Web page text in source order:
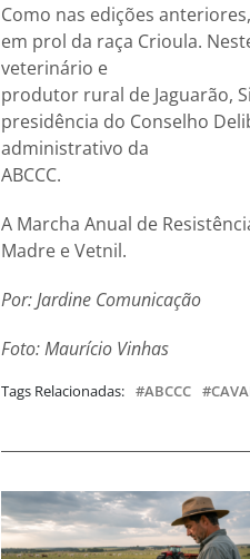
Como nas edições
em prol da raça Crioula.
veterinário e
produtor rural de Jaguarão,
presidência do Conselho
administrativo da
ABCCC.
A Marcha Anual de
Madre e Vetnil.
Por: Jardine Comunicação
Foto: Maurício Vinhas
Tags Relacionadas: ABCCC